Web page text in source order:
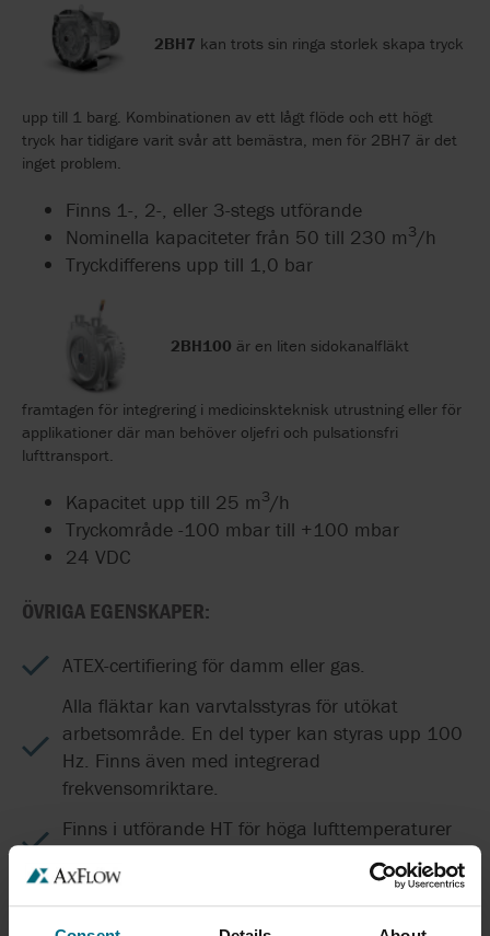
2BH7 kan trots sin ringa storlek skapa tryck
upp till 1 barg. Kombinationen av ett lågt flöde och ett högt
tryck har tidigare varit svår att bemästra, men för 2BH7 är det
inget problem.
Finns 1-, 2-, eller 3-stegs utförande
Nominella kapaciteter från 50 till 230 m3/h
Tryckdifferens upp till 1,0 bar
2BH100 är en liten sidokanalfläkt
framtagen för integrering i medicinskteknisk utrustning eller för
applikationer där man behöver oljefri och pulsationsfri
lufttransport.
Kapacitet upp till 25 m3/h
Tryckområde -100 mbar till +100 mbar
24 VDC
ÖVRIGA EGENSKAPER:
ATEX-certifiering för damm eller gas.
Alla fläktar kan varvtalsstyras för utökat
arbetsområde. En del typer kan styras upp 100
Hz. Finns även med integrerad
frekvensomriktare.
Finns i utförande HT för höga lufttemperaturer
För ökad kemisk beständighet och högre
mekanisk slitstyrka så kan fläktarna levereras